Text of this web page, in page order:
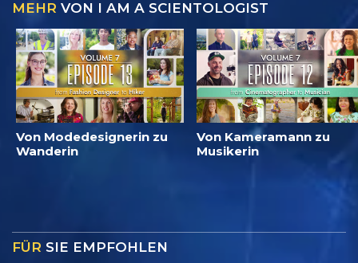
MEHR VON I AM A SCIENTOLOGIST
Von Modedesignerin zu
Wanderin
Von Kameramann zu
Musikerin
FÜR SIE EMPFOHLEN